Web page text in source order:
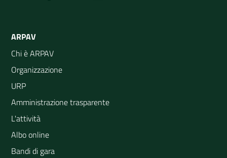
ARPAV
Chi è ARPAV
Organizzazione
URP
Amministrazione trasparente
L'attività
Albo online
Bandi di gara